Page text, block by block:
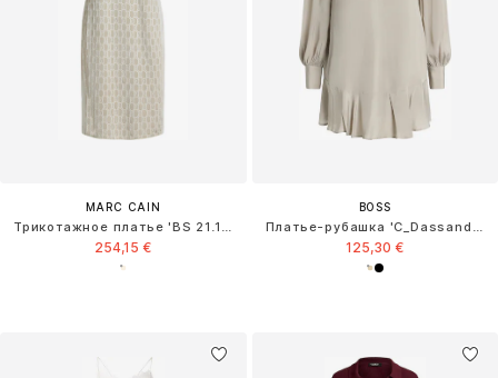
MARC CAIN
Трикотажное платье 'BS 21.16 M06'
254,15 €
BOSS
Платье-рубашка 'C_Dassandra'
125,30 €